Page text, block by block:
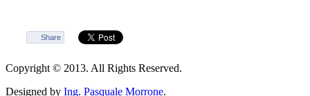
Share
Copyright © 2013. All Rights Reserved.
Designed by Ing. Pasquale Morrone.